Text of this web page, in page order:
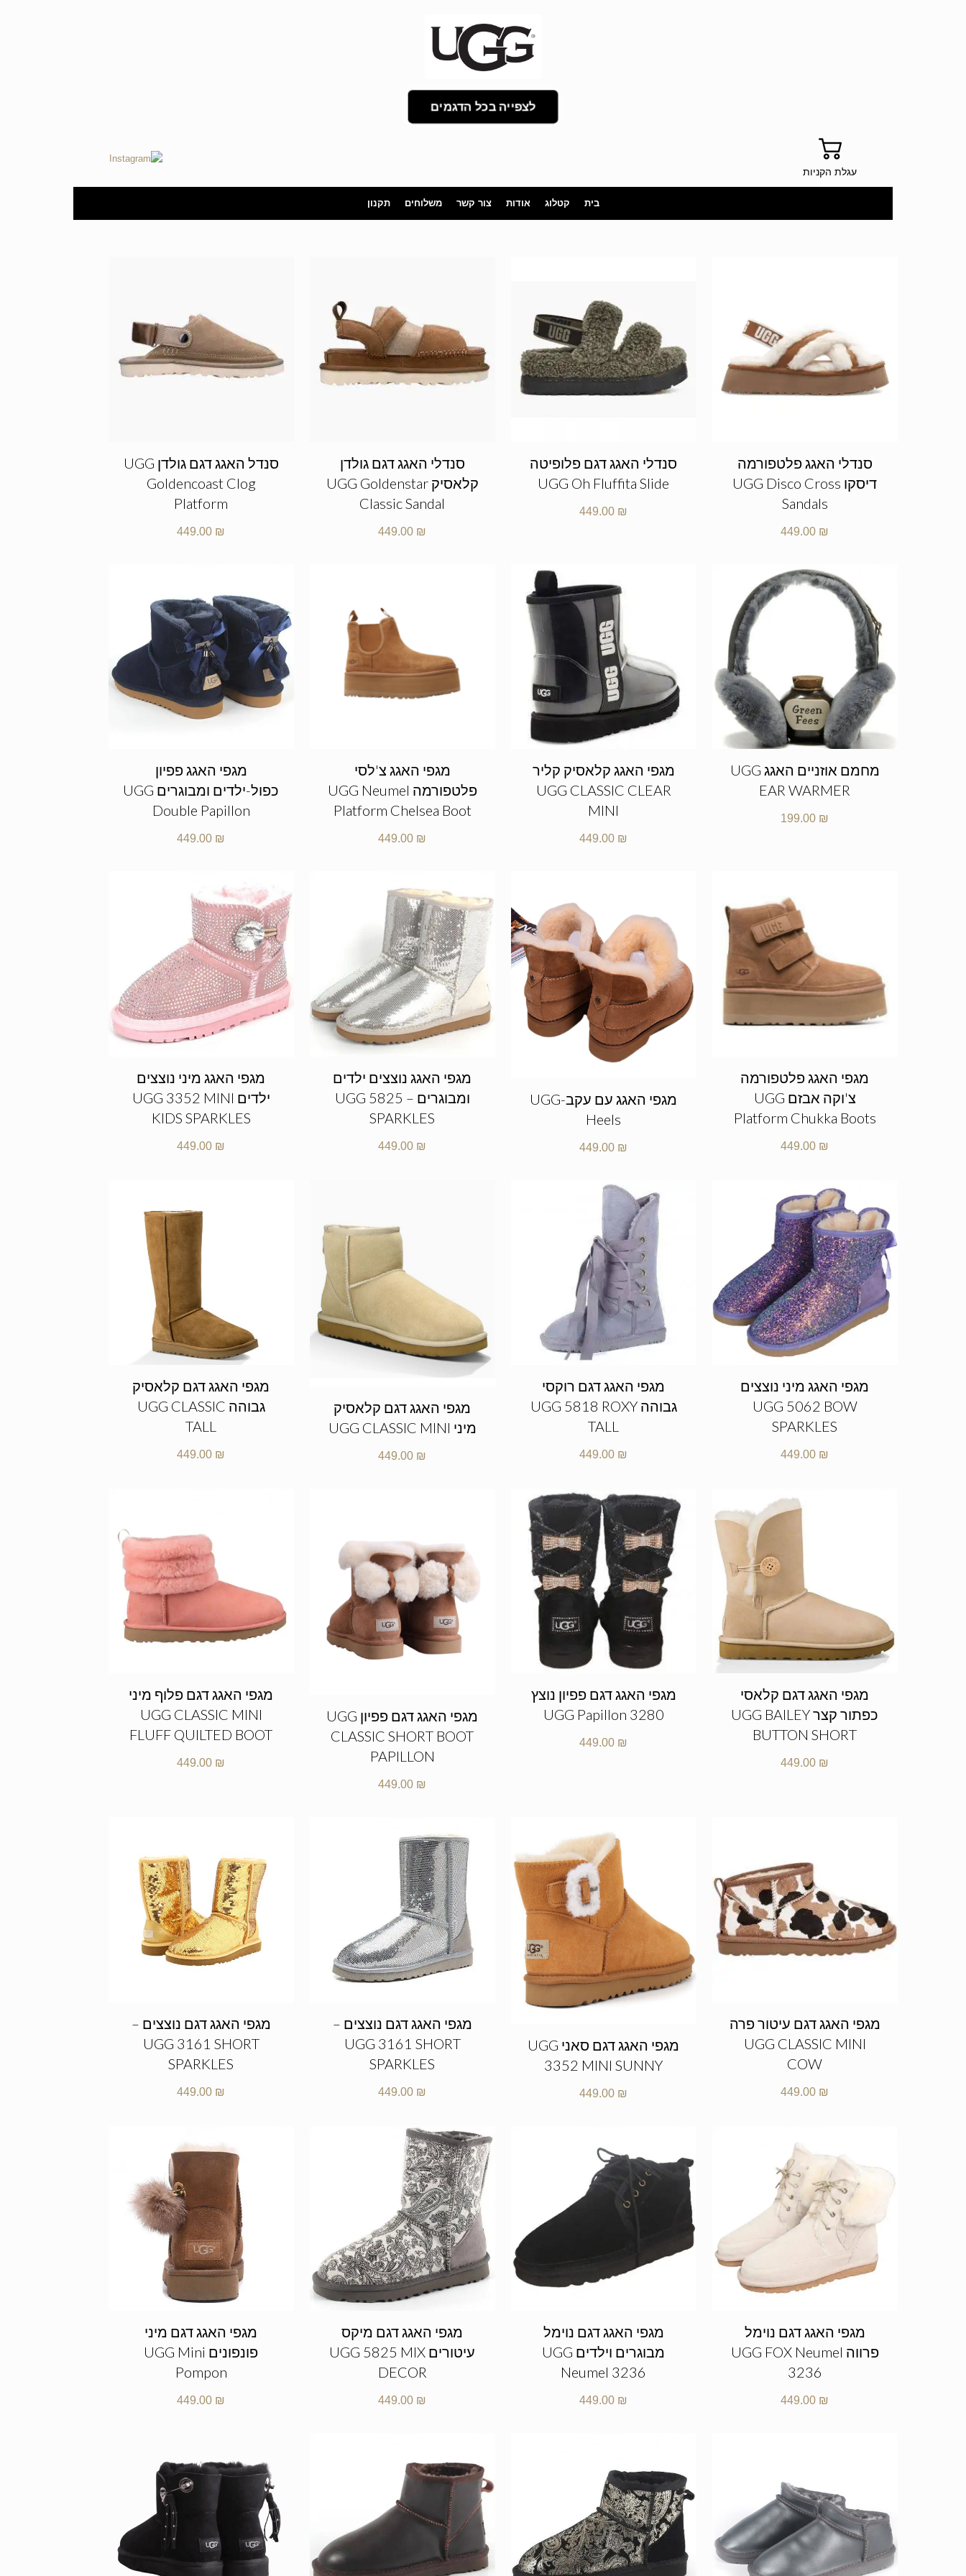
לצפייה בכל הדגמים
עגלת הקניות
בית קטלוג אודות צור קשר משלוחים תקנון
סנדלי האגג פלטפורמה
דיסקו UGG Disco Cross
Sandals
449.00 ₪
סנדלי האגג דגם פלופיטה
UGG Oh Fluffita Slide
449.00 ₪
סנדלי האגג דגם גולדן
קלאסיק UGG Goldenstar
Classic Sandal
449.00 ₪
סנדל האגג דגם גולדן UGG
Goldencoast Clog
Platform
449.00 ₪
מחמם אוזניים האגג UGG
EAR WARMER
199.00 ₪
מגפי האגג קלאסיק קליר
UGG CLASSIC CLEAR
MINI
449.00 ₪
מגפי האגג צ'לסי
פלטפורמה UGG Neumel
Platform Chelsea Boot
449.00 ₪
מגפי האגג פפיון
כפול-ילדים ומבוגרים UGG
Double Papillon
449.00 ₪
מגפי האגג פלטפורמה
צ'וקה אבזם UGG
Platform Chukka Boots
449.00 ₪
מגפי האגג עם עקב-UGG
Heels
449.00 ₪
מגפי האגג נוצצים ילדים
ומבוגרים – UGG 5825
SPARKLES
449.00 ₪
מגפי האגג מיני נוצצים
ילדים UGG 3352 MINI
KIDS SPARKLES
449.00 ₪
מגפי האגג מיני נוצצים
UGG 5062 BOW
SPARKLES
449.00 ₪
מגפי האגג דגם רוקסי
גבוהה UGG 5818 ROXY
TALL
449.00 ₪
מגפי האגג דגם קלאסיק
מיני UGG CLASSIC MINI
449.00 ₪
מגפי האגג דגם קלאסיק
גבוהה UGG CLASSIC
TALL
449.00 ₪
מגפי האגג דגם קלאסי
כפתור קצר UGG BAILEY
BUTTON SHORT
449.00 ₪
מגפי האגג דגם פפיון נוצץ
UGG Papillon 3280
449.00 ₪
מגפי האגג דגם פפיון UGG
CLASSIC SHORT BOOT
PAPILLON
449.00 ₪
מגפי האגג דגם פלוף מיני
UGG CLASSIC MINI
FLUFF QUILTED BOOT
449.00 ₪
מגפי האגג דגם עיטור פרה
UGG CLASSIC MINI
COW
449.00 ₪
מגפי האגג דגם סאני UGG
3352 MINI SUNNY
449.00 ₪
מגפי האגג דגם נוצצים –
UGG 3161 SHORT
SPARKLES
449.00 ₪
מגפי האגג דגם נוצצים –
UGG 3161 SHORT
SPARKLES
449.00 ₪
מגפי האגג דגם נוימל
פרווה UGG FOX Neumel
3236
449.00 ₪
מגפי האגג דגם נוימל
מבוגרים וילדים UGG
Neumel 3236
449.00 ₪
מגפי האגג דגם מיקס
עיטורים UGG 5825 MIX
DECOR
449.00 ₪
מגפי האגג דגם מיני
פונפונים UGG Mini
Pompon
449.00 ₪